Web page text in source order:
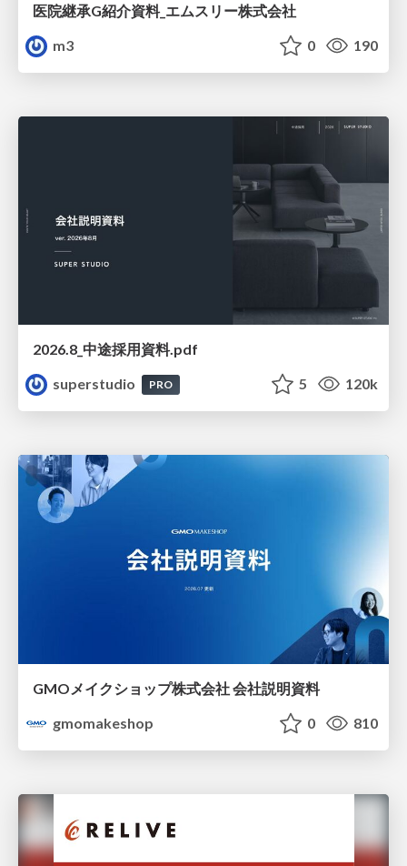
医院継承G紹介資料_エムスリー株式会社
m3
0 190
2026.8_中途採用資料.pdf
superstudio
PRO 5 120k
GMOメイクショップ株式会社 会社説明資料
gmomakeshop
0 810